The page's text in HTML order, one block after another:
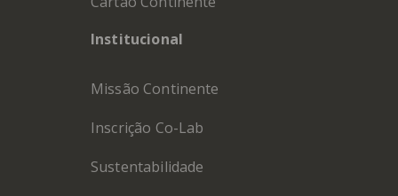
Institucional
Missão Continente
Inscrição Co-Lab
Sustentabilidade